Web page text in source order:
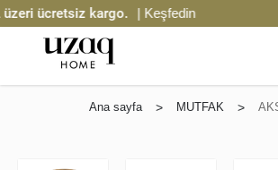
ücretsiz kargo. | Keşfedin
Ana sayfa > MUTFAK >